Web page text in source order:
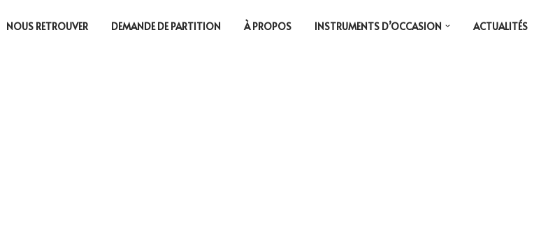
NOUS RETROUVER DEMANDE DE PARTITION À PROPOS INSTRUMENTS D’OCCASION ACTUALITÉS